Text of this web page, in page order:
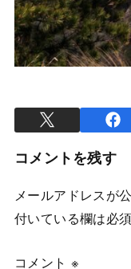
コメントを残す
メールアドレスが
付いている欄は必
コメント ※